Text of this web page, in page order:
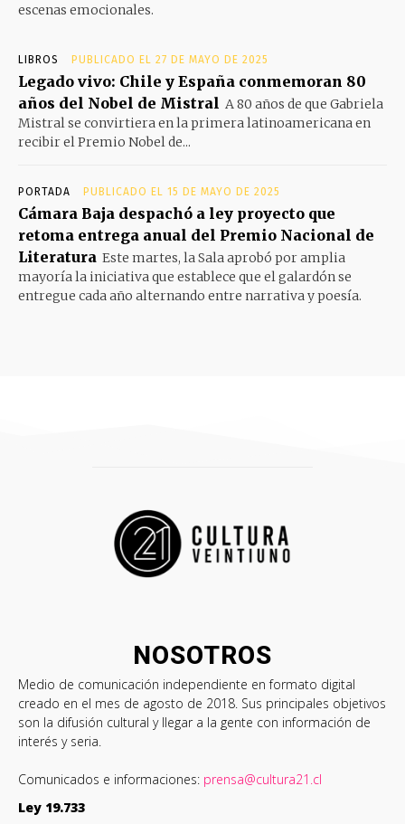
escenas emocionales.
LIBROS PUBLICADO EL 27 DE MAYO DE 2025
Legado vivo: Chile y España conmemoran 80
años del Nobel de Mistral A 80 años de que Gabriela
Mistral se convirtiera en la primera latinoamericana en
recibir el Premio Nobel de...
PORTADA PUBLICADO EL 15 DE MAYO DE 2025
Cámara Baja despachó a ley proyecto que
retoma entrega anual del Premio Nacional de
Literatura Este martes, la Sala aprobó por amplia
mayoría la iniciativa que establece que el galardón se
entregue cada año alternando entre narrativa y poesía.
NOSOTROS
Medio de comunicación independiente en formato digital
creado en el mes de agosto de 2018. Sus principales objetivos
son la difusión cultural y llegar a la gente con información de
interés y seria.
Comunicados e informaciones: prensa@cultura21.cl
Ley 19.733